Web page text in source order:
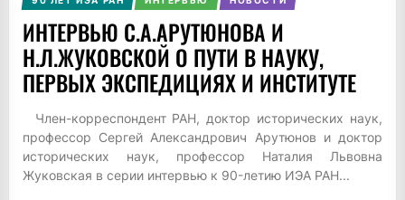
ИНТЕРВЬЮ С.А.АРУТЮНОВА И
Н.Л.ЖУКОВСКОЙ О ПУТИ В НАУКУ,
ПЕРВЫХ ЭКСПЕДИЦИЯХ И ИНСТИТУТЕ
Член-корреспондент РАН, доктор исторических наук,
профессор Сергей Александрович Арутюнов и доктор
исторических наук, профессор Наталия Львовна
Жуковская в серии интервью к 90-летию ИЭА РАН...